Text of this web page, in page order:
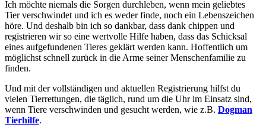
Ich möchte niemals die Sorgen durchleben, wenn mein geliebtes
Tier verschwindet und ich es weder finde, noch ein Lebenszeichen
höre. Und deshalb bin ich so dankbar, dass dank chippen und
registrieren wir so eine wertvolle Hilfe haben, dass das Schicksal
eines aufgefundenen Tieres geklärt werden kann. Hoffentlich um
möglichst schnell zurück in die Arme seiner Menschenfamilie zu
finden.
Und mit der vollständigen und aktuellen Registrierung hilfst du
vielen Tierrettungen, die täglich, rund um die Uhr im Einsatz sind,
wenn Tiere verschwinden und gesucht werden, wie z.B. Dogman
Tierhilfe.